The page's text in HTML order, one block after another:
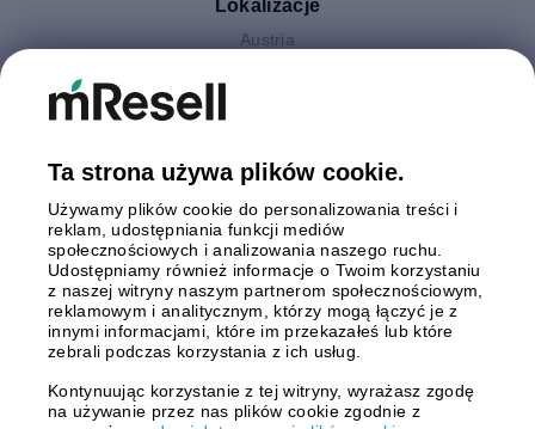
Lokalizacje
Austria
Polska
Szwecja
Wielka Brytania
Włochy
Płatności
Ta strona używa plików cookie.
Używamy plików cookie do personalizowania treści i
reklam, udostępniania funkcji mediów
społecznościowych i analizowania naszego ruchu.
Udostępniamy również informacje o Twoim korzystaniu
z naszej witryny naszym partnerom społecznościowym,
reklamowym i analitycznym, którzy mogą łączyć je z
innymi informacjami, które im przekazałeś lub które
zebrali podczas korzystania z ich usług.
Kontynuując korzystanie z tej witryny, wyrażasz zgodę
na używanie przez nas plików cookie zgodnie z